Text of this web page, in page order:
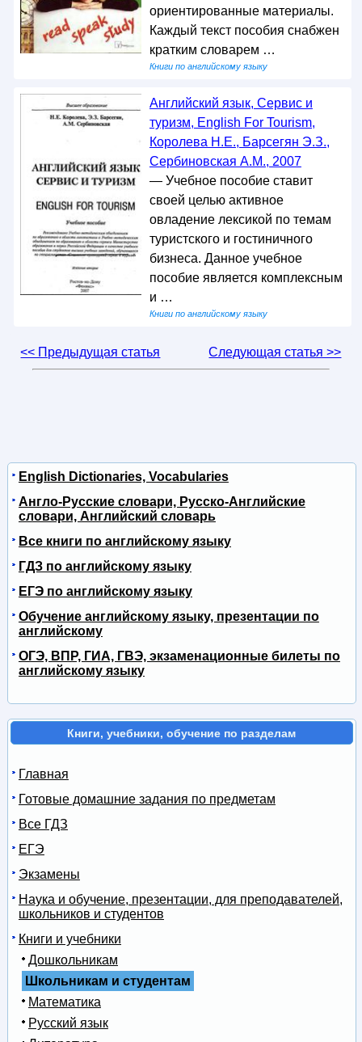
ориентированные материалы.
Каждый текст пособия снабжен
кратким словарем …
Книги по английскому языку
Английский язык, Сервис и
туризм, English For Tourism,
Королева Н.Е., Барсегян Э.З.,
Сербиновская А.М., 2007
— Учебное пособие ставит
своей целью активное
овладение лексикой по темам
туристского и гостиничного
бизнеса. Данное учебное
пособие является комплексным
и …
Книги по английскому языку
<< Предыдущая статья Следующая статья >>
English Dictionaries, Vocabularies
Англо-Русские словари, Русско-Английские
словари, Английский словарь
Все книги по английскому языку
ГДЗ по английскому языку
ЕГЭ по английскому языку
Обучение английскому языку, презентации по
английскому
ОГЭ, ВПР, ГИА, ГВЭ, экзаменационные билеты по
английскому языку
Книги, учебники, обучение по разделам
Главная
Готовые домашние задания по предметам
Все ГДЗ
ЕГЭ
Экзамены
Наука и обучение, презентации, для преподавателей,
школьников и студентов
Книги и учебники
Дошкольникам
Школьникам и студентам
Математика
Русский язык